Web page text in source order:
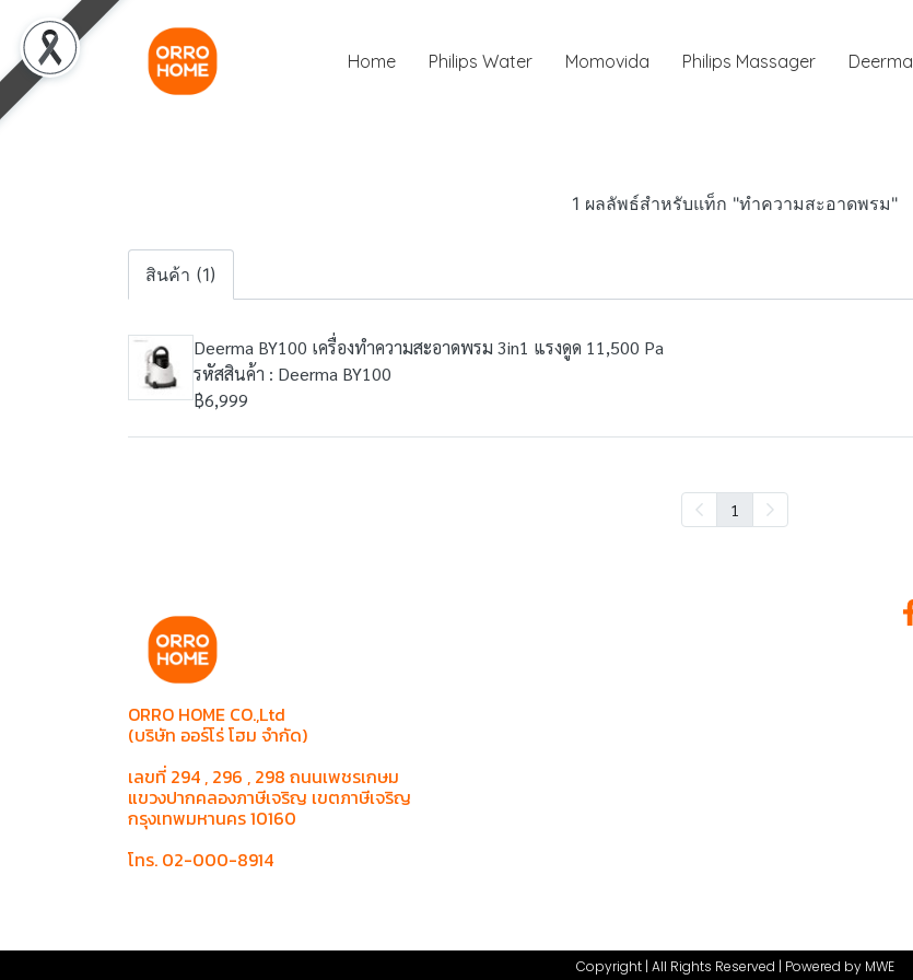
Home Philips Water Momovida Philips Massager Deerma
1 ผลลัพธ์สำหรับแท็ก "ทำความสะอาดพรม"
สินค้า (1)
Deerma BY100 เครื่องทำความสะอาดพรม 3in1 แรงดูด 11,500 Pa
รหัสสินค้า : Deerma BY100
฿6,999
1
ORRO HOME CO.,Ltd
(บริษัท ออร์โร่ โฮม จำกัด)
เลขที่ 294 , 296 , 298 ถนนเพชรเกษม
แขวงปากคลองภาษีเจริญ เขตภาษีเจริญ
กรุงเทพมหานคร 10160
โทร. 02-000-8914
Copyright | All Rights Reserved | Powered by MWE